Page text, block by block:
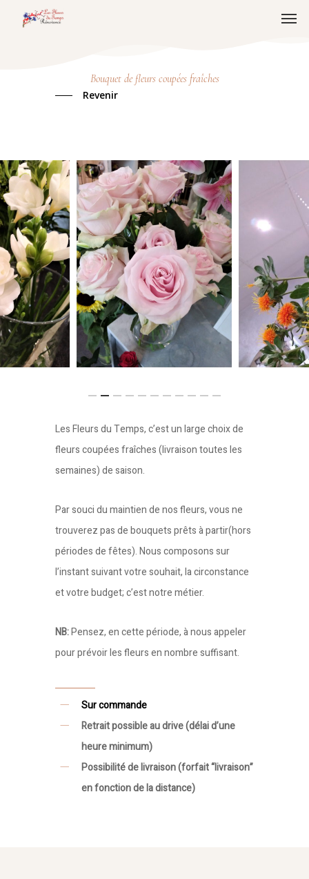
Bouquet de fleurs coupées fraîches
Revenir
Les Fleurs du Temps, c’est un large choix de
fleurs coupées fraîches (livraison toutes les
semaines) de saison.
Par souci du maintien de nos fleurs, vous ne
trouverez pas de bouquets prêts à partir(hors
périodes de fêtes). Nous composons sur
l’instant suivant votre souhait, la circonstance
et votre budget; c’est notre métier.
NB:Pensez, en cette période, à nous appeler
pour prévoir les fleurs en nombre suffisant.
Sur commande
Retrait possible au drive (délai d’une
heure minimum)
Possibilité de livraison (forfait “livraison”
en fonction de la distance)